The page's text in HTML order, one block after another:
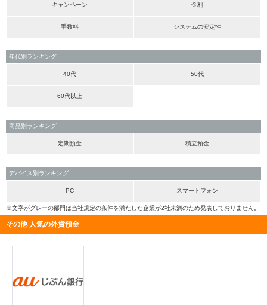
キャンペーン 金利
手数料 システムの安定性
年代別ランキング
40代 50代
60代以上
商品別ランキング
定期預金 積立預金
デバイス別ランキング
PC スマートフォン
※文字がグレーの部門は当社規定の条件を満たした企業が2社未満のため発表しておりません。
その他 人気の外貨預金